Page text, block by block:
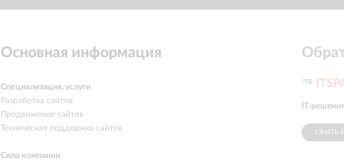
Основная информация
Специализация, услуги
Разработка сайтов
Продвижение сайтов
Техническая поддержка сайтов
Сила компании
IT-
УЗНАТЬ